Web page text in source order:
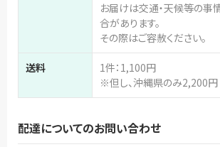
お届けは交通・天候等の事
合があります。
その際はご容赦ください。
送料
1件：1,100円
※但し、沖縄県のみ2,200円
配達についてのお問い合わせ